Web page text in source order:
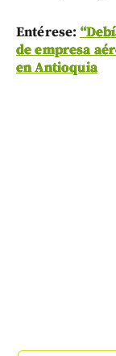
Entérese:
de empresa
en Antioquia